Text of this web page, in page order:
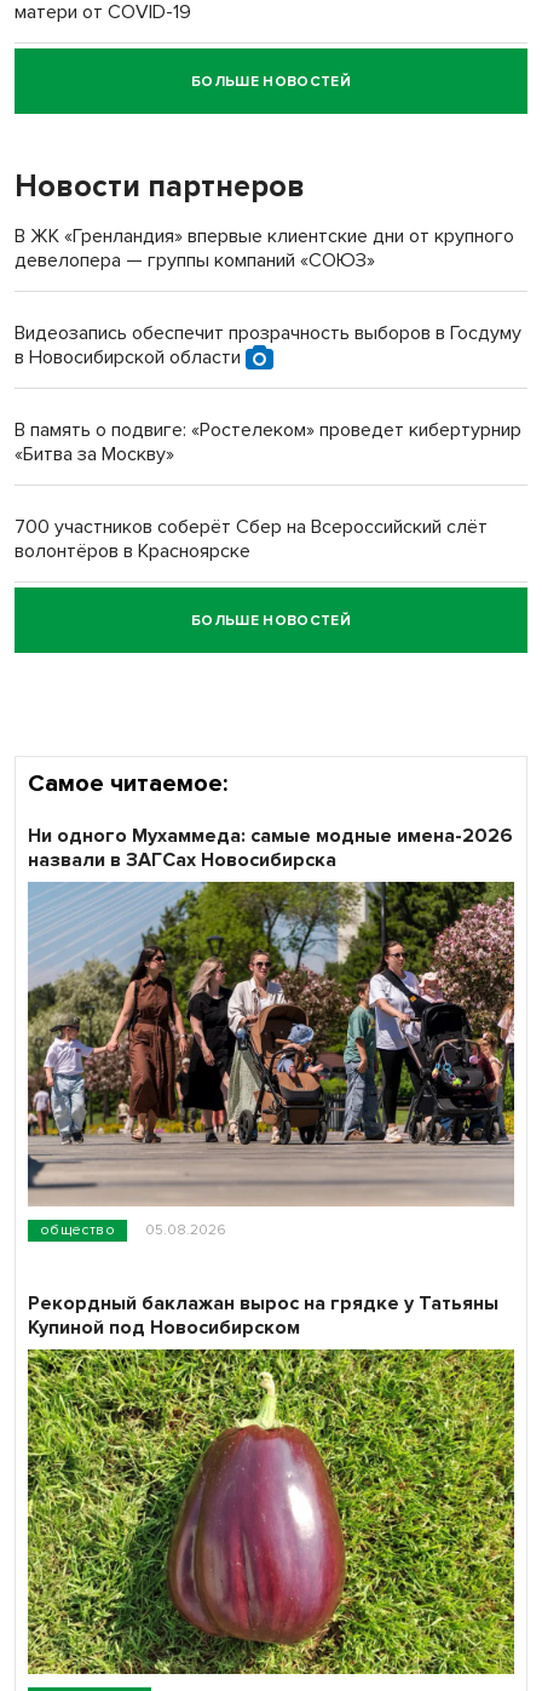
матери от COVID-19
Новосибирский суд наказал водителя за смерть
пенсионерки на вокзале
«Мы живём на пастбище!»: в новосибирском селе лошади
терроризируют жителей
Новосибирский преподаватель с женой вошли в топ-16
БОЛЬШЕ НОВОСТЕЙ
Новости партнеров
В ЖК «Гренландия» впервые клиентские дни от крупного
девелопера — группы компаний «СОЮЗ»
Видеозапись обеспечит прозрачность выборов в Госдуму
в Новосибирской области
В память о подвиге: «Ростелеком» проведет кибертурнир
«Битва за Москву»
700 участников соберёт Сбер на Всероссийский слёт
волонтёров в Красноярске
Честный выбор: видеонаблюдение обеспечит
объективность результатов ЕДГ в Новосибирской
БОЛЬШЕ НОВОСТЕЙ
Самое читаемое:
общество 05.08.2026
Ни одного Мухаммеда: самые модные имена-2026
назвали в ЗАГСах Новосибирска
Рекордный баклажан вырос на грядке у Татьяны
Купиной под Новосибирском